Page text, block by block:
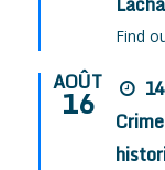
Find
AOÛT
16